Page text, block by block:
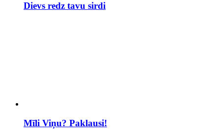
Dievs redz tavu sirdi
Mīli Viņu? Paklausi!